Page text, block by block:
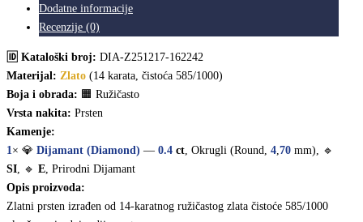
Dodatne informacije
Recenzije (0)
🆔 Kataloški broj: DIA-Z251217-162242
Materijal: Zlato (14 karata, čistoća 585/1000)
Boja i obrada: 🟧 Ružičasto
Vrsta nakita: Prsten
Kamenje:
1 × 💎 Dijamant (Diamond) — 0.4 ct , Okrugli (Round, 4 70 mm), 🔹
SI , 🔹 E , Prirodni Dijamant
Opis proizvoda:
Zlatni prsten izrađen od 14-karatnog ružičastog zlata čistoće 585/1000